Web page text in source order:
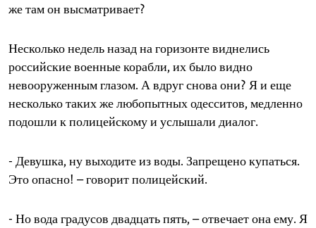
же там он высматривает?
Несколько недель назад на горизонте виднелись
российские военные корабли, их было видно
невооруженным глазом. А вдруг снова они? Я и еще
несколько таких же любопытных одесситов, медленно
подошли к полицейскому и услышали диалог.
- Девушка, ну выходите из воды. Запрещено купаться.
Это опасно! – говорит полицейский.
- Но вода градусов двадцать пять, – отвечает она ему. Я